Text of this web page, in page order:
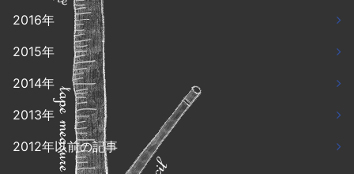
2016年
2015年
2014年
2013年
2012年以前の記事